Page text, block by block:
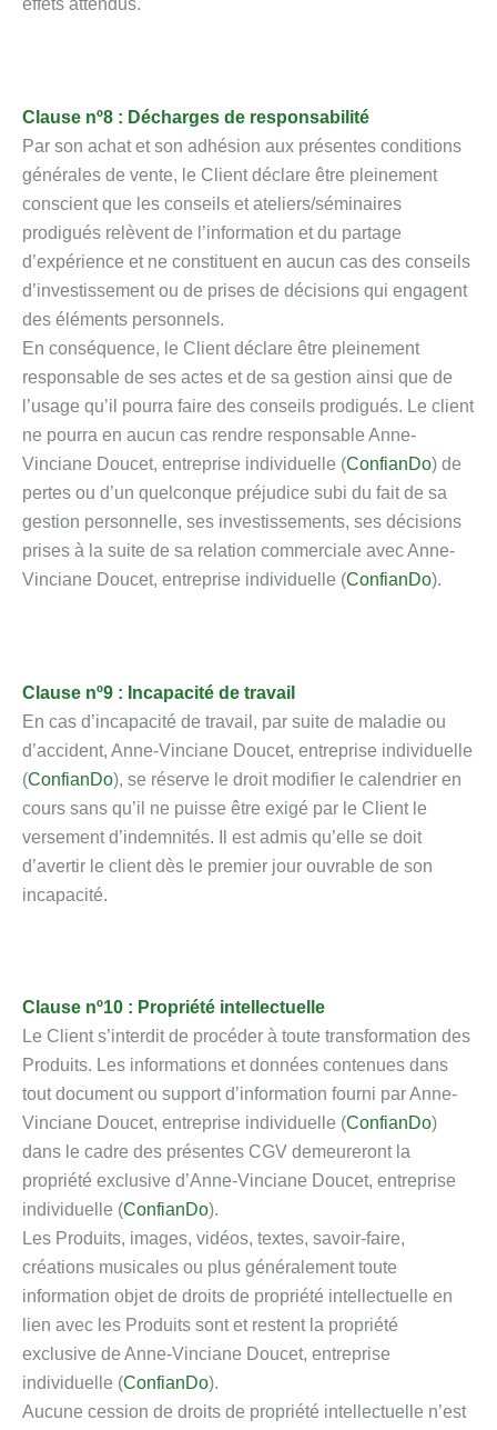
effets attendus.
Clause nº8 : Décharges de responsabilité
Par son achat et son adhésion aux présentes conditions
générales de vente, le Client déclare être pleinement
conscient que les conseils et ateliers/séminaires
prodigués relèvent de l’information et du partage
d’expérience et ne constituent en aucun cas des conseils
d’investissement ou de prises de décisions qui engagent
des éléments personnels.
En conséquence, le Client déclare être pleinement
responsable de ses actes et de sa gestion ainsi que de
l’usage qu’il pourra faire des conseils prodigués. Le client
ne pourra en aucun cas rendre responsable Anne-
Vinciane Doucet, entreprise individuelle (ConfianDo) de
pertes ou d’un quelconque préjudice subi du fait de sa
gestion personnelle, ses investissements, ses décisions
prises à la suite de sa relation commerciale avec Anne-
Vinciane Doucet, entreprise individuelle (ConfianDo).
Clause nº9 : Incapacité de travail
En cas d’incapacité de travail, par suite de maladie ou
d’accident, Anne-Vinciane Doucet, entreprise individuelle
(ConfianDo), se réserve le droit modifier le calendrier en
cours sans qu’il ne puisse être exigé par le Client le
versement d’indemnités. Il est admis qu’elle se doit
d’avertir le client dès le premier jour ouvrable de son
incapacité.
Clause nº10 : Propriété intellectuelle
Le Client s’interdit de procéder à toute transformation des
Produits. Les informations et données contenues dans
tout document ou support d’information fourni par Anne-
Vinciane Doucet, entreprise individuelle (ConfianDo)
dans le cadre des présentes CGV demeureront la
propriété exclusive d’Anne-Vinciane Doucet, entreprise
individuelle (ConfianDo).
Les Produits, images, vidéos, textes, savoir-faire,
créations musicales ou plus généralement toute
information objet de droits de propriété intellectuelle en
lien avec les Produits sont et restent la propriété
exclusive de Anne-Vinciane Doucet, entreprise
individuelle (ConfianDo).
Aucune cession de droits de propriété intellectuelle n’est